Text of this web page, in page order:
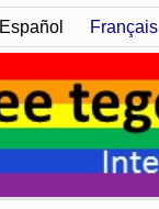
Español Français